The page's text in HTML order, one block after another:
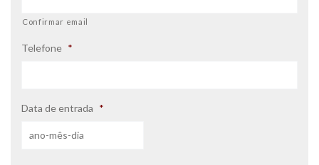
Confirmar email
Telefone *
Data de entrada *